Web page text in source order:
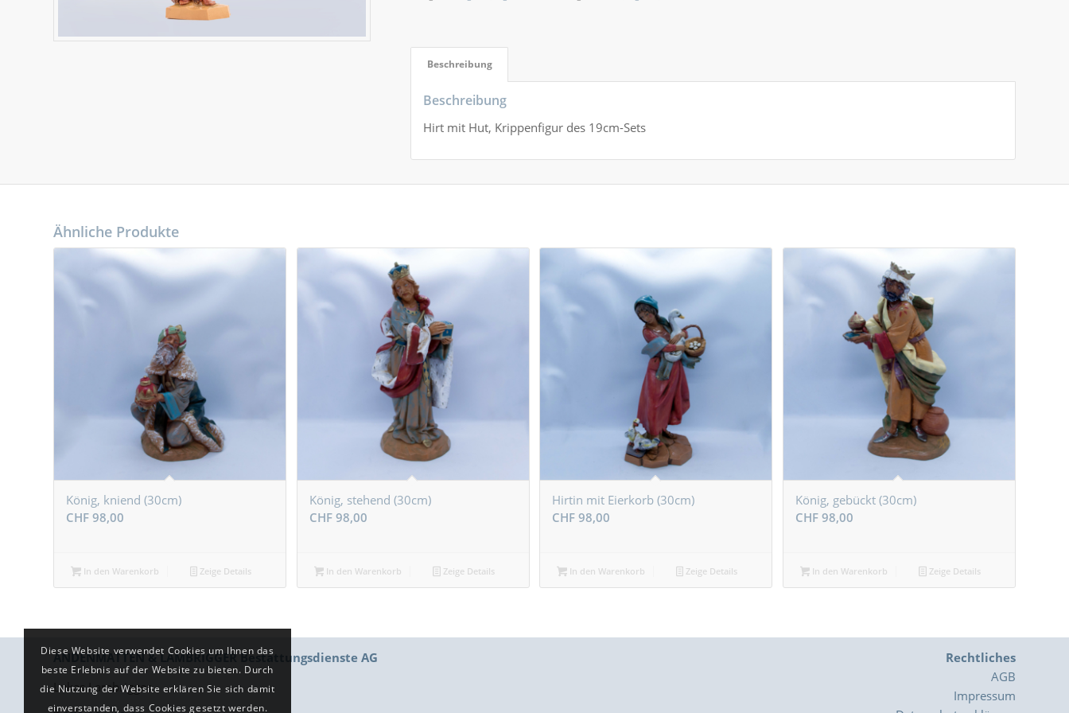
Beschreibung
Beschreibung
Hirt mit Hut, Krippenfigur des 19cm-Sets
Ähnliche Produkte
König, kniend (30cm)
CHF 98,00
In den Warenkorb Zeige Details
König, stehend (30cm)
CHF98,00
In den Warenkorb Zeige Details
Hirtin mit Eierkorb (30cm)
CHF 98,00
In den Warenkorb Zeige Details
König, gebückt (30cm)
CHF98,00
In den Warenkorb Zeige Details
ANDENMATTEN & LAMBRIGGER Bestattungsdienste AG
Lukas Lambrigger
Rechtliches
AGB
Impressum
Diese Website verwendet Cookies um Ihnen das
beste Erlebnis auf der Website zu bieten. Durch
die Nutzung der Website erklären Sie sich damit
einverstanden, dass Cookies gesetzt werden.